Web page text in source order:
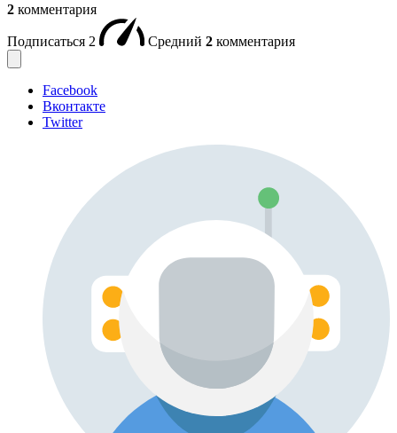
2 комментария
Подписаться 2 Средний 2 комментария
Facebook
Вконтакте
Twitter